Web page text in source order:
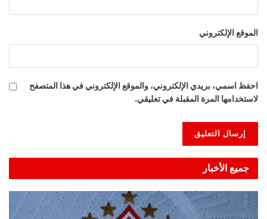
الموقع الإلكتروني
احفظ اسمي، بريدي الإلكتروني، والموقع الإلكتروني في هذا المتصفح
لاستخدامها المرة المقبلة في تعليقي.
Alternative:
جميع الأخبار